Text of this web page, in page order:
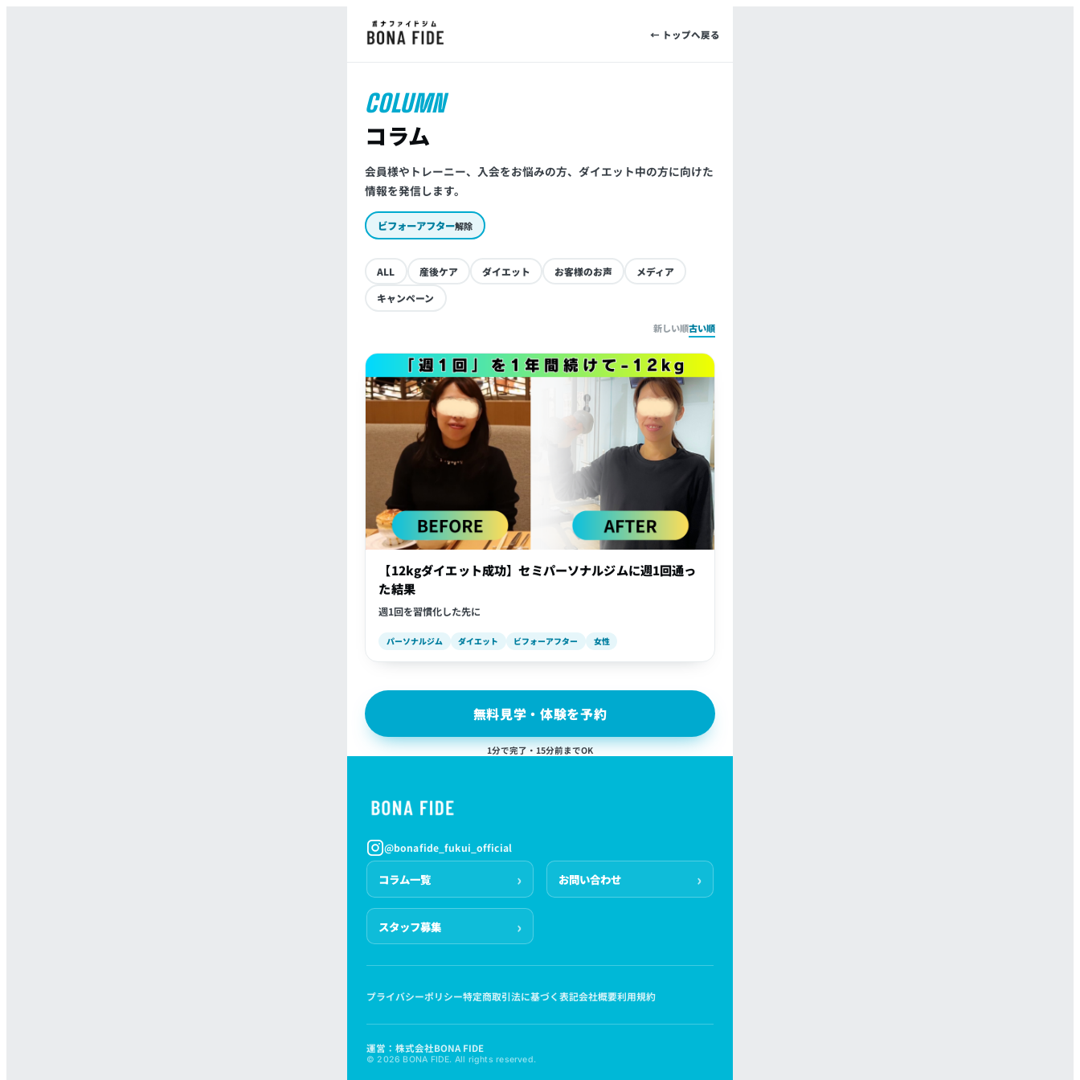
← トップへ戻る
COLUMN
コラム
会員様やトレーニー、入会をお悩みの方、ダイエット中の方に向けた
情報を発信します。
ビフォーアフター解除
ALL 産後ケア ダイエット お客様のお声
メディア
キャンペーン
新しい順古い順
【12kgダイエット成功】セミパーソナルジムに週1回通っ
た結果
週1回を習慣化した先に
パーソナルジム ダイエット ビフォーアフター 女性
無料見学・体験を予約
1分で完了・15分前までOK
@bonafide_fukui_official
コラム一覧 お問い合わせ
スタッフ募集
プライバシーポリシー特定商取引法に基づく表記会社概要利用規約
運営：株式会社BONA FIDE
© 2026 BONA FIDE. All rights reserved.